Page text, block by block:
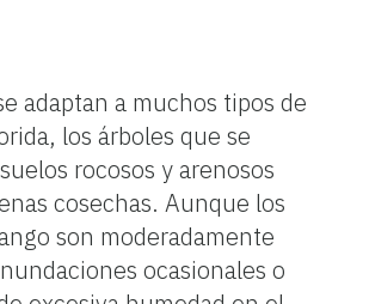
adaptan a muchos tipos de
los árboles que se
rocosos y arenosos
cosechas. Aunque los
son moderadamente
ocasionales o